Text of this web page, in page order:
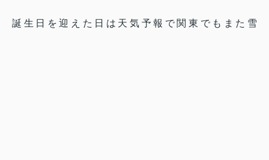
誕生日を迎えた日は天気予報で関東でもまた雪